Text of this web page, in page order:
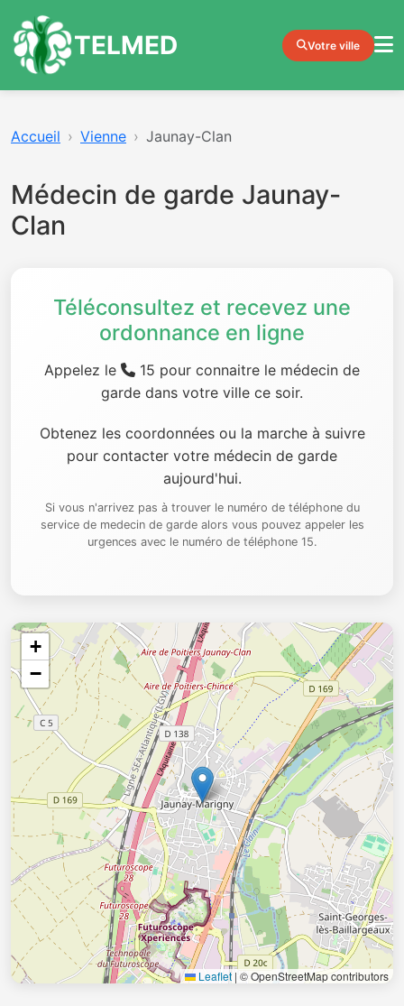
TELMED Votre ville
Accueil Vienne Jaunay-Clan
Médecin de garde Jaunay-
Clan
Téléconsultez et recevez une
ordonnance en ligne
Appelez le
15 pour connaitre le médecin de
garde dans votre ville ce soir.
Obtenez les coordonnées ou la marche à suivre
pour contacter votre médecin de garde
aujourd'hui.
Si vous n'arrivez pas à trouver le numéro de téléphone du
service de medecin de garde alors vous pouvez appeler les
urgences avec le numéro de téléphone 15.
+
−
Leaflet | © OpenStreetMap contributors